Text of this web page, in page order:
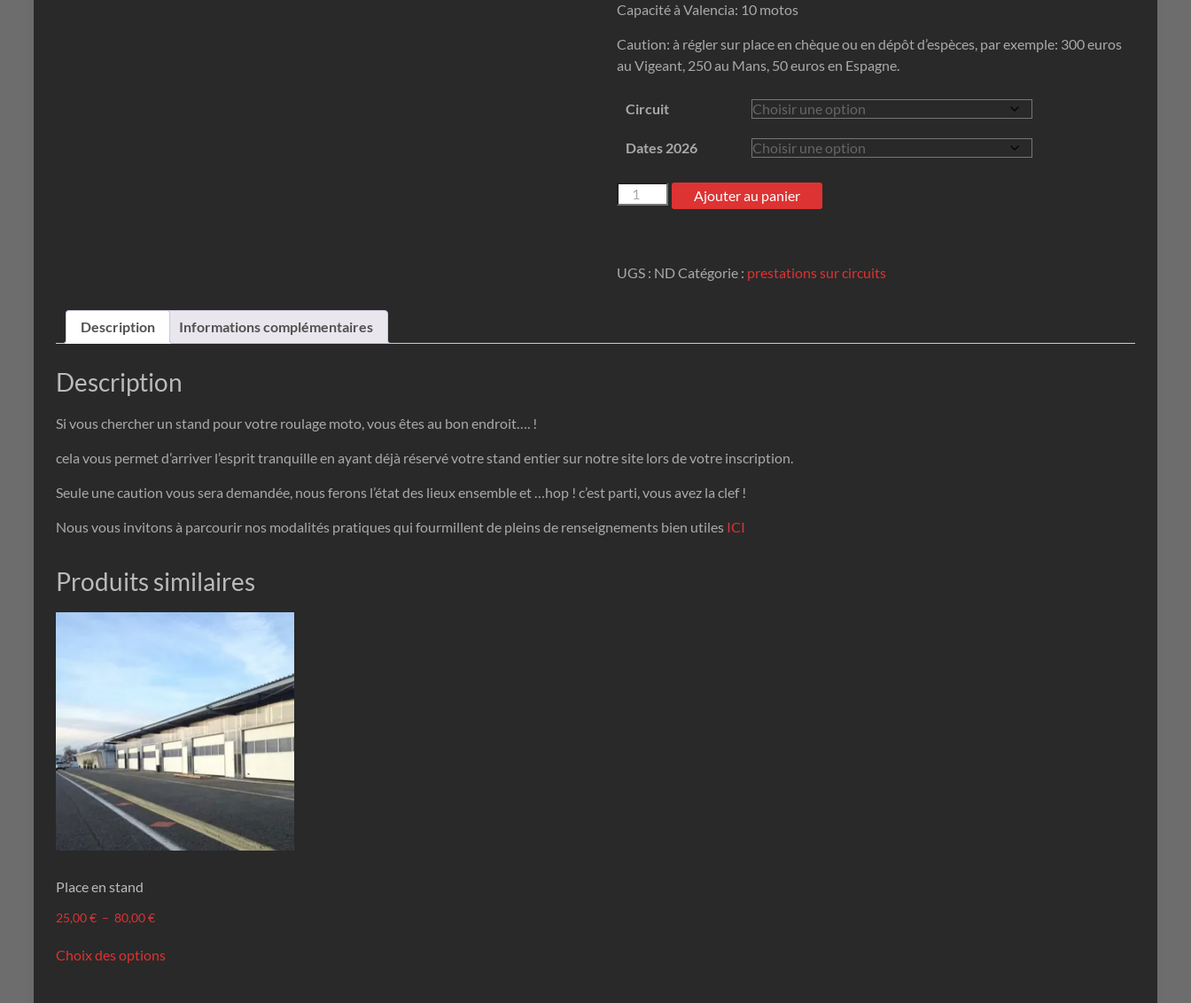
Capacité à Valencia: 10 motos
Caution: à régler sur place en chèque ou en dépôt d’espèces, par exemple: 300 euros
au Vigeant, 250 au Mans, 50 euros en Espagne.
Circuit
Dates 2026
quantité
de
Ajouter au panier
UGS : NDCatégorie : prestations sur circuits
Description Informations complémentaires
Description
Si vous chercher un stand pour votre roulage moto, vous êtes au bon endroit…. !
cela vous permet d’arriver l’esprit tranquille en ayant déjà réservé votre stand entier sur notre site lors de votre inscription.
Seule une caution vous sera demandée, nous ferons l’état des lieux ensemble et …hop ! c’est parti, vous avez la clef !
Nous vous invitons à parcourir nos modalités pratiques qui fourmillent de pleins de renseignements bien utiles ICI
Produits similaires
Place en stand
25,00€ – 80,00€Plage
prix :
Choix des optionsproduit